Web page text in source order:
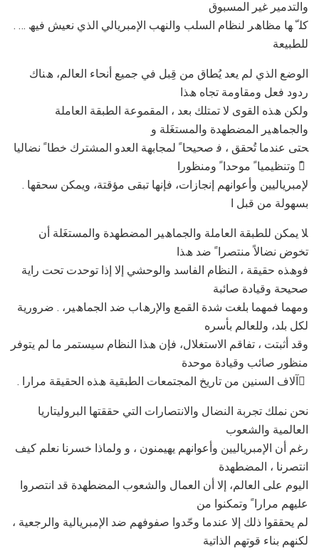
واﻟﺘﺪﻣﯿﺮ ﻏﯿﺮ اﻟﻤﺴﺒﻮق
. ﻛﻠ ّ ﮭﺎ ﻣﻈﺎھﺮ ﻟﻨﻈﺎم اﻟﺴﻠﺐ واﻟﻨﮭﺐ اﻹﻣﺒﺮﯾﺎﻟﻲ اﻟﺬي ﻧﻌﯿﺶ ﻓﯿﮫ …
ﻟﻠﻄﺒﯿﻌﺔ
اﻟﻮﺿﻊ اﻟﺬي ﻟﻢ ﯾﻌﺪ ﯾُﻄﺎق ﻣﻦ ﻗِﺒﻞ ﻓﻲ ﺟﻤﯿﻊ أﻧﺤﺎء اﻟﻌﺎﻟﻢ، ھﻨﺎك
ردود ﻓﻌﻞ وﻣﻘﺎوﻣﺔ ﺗﺠﺎه ھﺬا
وﻟﻜﻦ ھﺬه اﻟﻘﻮى ﻻ ﺗﻤﺘﻠﻚ ﺑﻌﺪ ، اﻟﻤﻘﻤﻮﻋﺔ اﻟﻄﺒﻘﺔ اﻟﻌﺎﻣﻠﺔ
واﻟﺠﻤﺎھﯿﺮ اﻟﻤﻀﻄﮭﺪة واﻟﻤﺴﺘﻐَﻠﺔ و
ﺤﺘﻰ ﻋﻨﺪﻣﺎ ﺗُﺤﻘﻖ ، ﻓ ﺻﺤﯿﺤﺎ ً ﻟﻤﺠﺎﺑﮭﺔ اﻟﻌﺪو اﻟﻤﺸﺘﺮك ﺧﻄﺎ ً ﻧﻀﺎﻟﯿﺎ
ً وﺗﻨﻈﯿﻤﯿﺎ ً ﻣﻮﺣﺪا ً وﻣﻨﻈﻮرا ً
. ﻹﻣﺒﺮﯾﺎﻟﯿﯿﻦ وأﻋﻮاﻧﮭﻢ إﻧﺠﺎزات، ﻓﺈﻧﮭﺎ ﺗﺒﻘﻰ ﻣﺆﻗﺘﺔ، وﯾﻤﻜﻦ ﺳﺤﻘﮭﺎ
ﺑﺴﮭﻮﻟﺔ ﻣﻦ ﻗﺒﻞ ا
ﻼ ﯾﻤﻜﻦ ﻟﻠﻄﺒﻘﺔ اﻟﻌﺎﻣﻠﺔ واﻟﺠﻤﺎھﯿﺮ اﻟﻤﻀﻄﮭﺪة واﻟﻤﺴﺘﻐَﻠﺔ أن
ﺗﺨﻮض ﻧﻀﺎﻻً ﻣﻨﺘﺼﺮا ً ﺿﺪ ھﺬا
ﻓوھﺬه ﺣﻘﯿﻘﺔ ، اﻟﻨﻈﺎم اﻟﻔﺎﺳﺪ واﻟﻮﺣﺸﻲ إﻻ إذا ﺗﻮﺣﺪت ﺗﺤﺖ راﯾﺔ
ﺻﺤﯿﺤﺔ وﻗﯿﺎدة ﺻﺎﺋﺒﺔ
وﻣﮭﻤﺎ ﻓﻤﮭﻤﺎ ﺑﻠﻐﺖ ﺷﺪة اﻟﻘﻤﻊ واﻹرھﺎب ﺿﺪ اﻟﺠﻤﺎھﯿﺮ، . ﺿﺮورﯾﺔ
ﻟﻜﻞ ﺑﻠﺪ، وﻟﻠﻌﺎﻟﻢ ﺑﺄﺳﺮه
وﻗﺪ أﺛﺒﺘﺖ ، ﺗﻔﺎﻗﻢ اﻻﺳﺘﻐﻼل، ﻓﺈن ھﺬا اﻟﻨﻈﺎم ﺳﯿﺴﺘﻤﺮ ﻣﺎ ﻟﻢ ﯾﺘﻮﻓﺮ
ﻣﻨﻈﻮر ﺻﺎﺋﺐ وﻗﯿﺎدة ﻣﻮﺣﺪة
. آﻻف اﻟﺴﻨﯿﻦ ﻣﻦ ﺗﺎرﯾﺦ اﻟﻤﺠﺘﻤﻌﺎت اﻟﻄﺒﻘﯿﺔ ھﺬه اﻟﺤﻘﯿﻘﺔ ﻣﺮارا ً
ﻧﺤﻦ ﻧﻤﻠﻚ ﺗﺠﺮﺑﺔ اﻟﻨﻀﺎل واﻻﻧﺘﺼﺎرات اﻟﺘﻲ ﺣﻘﻘﺘﮭﺎ اﻟﺒﺮوﻟﯿﺘﺎرﯾﺎ
اﻟﻌﺎﻟﻤﯿﺔ واﻟﺸﻌﻮب
رﻏﻢ أن اﻹﻣﺒﺮﯾﺎﻟﯿﯿﻦ وأﻋﻮاﻧﮭﻢ ﯾﮭﯿﻤﻨﻮن ، و وﻟﻤﺎذا ﺧﺴﺮﻧﺎ ﻧﻌﻠﻢ ﻛﯿﻒ
اﻧﺘﺼﺮﻧﺎ ، اﻟﻤﻀﻄﮭﺪة
اﻟﯿﻮم ﻋﻠﻰ اﻟﻌﺎﻟﻢ، إﻻ أن اﻟﻌﻤﺎل واﻟﺸﻌﻮب اﻟﻤﻀﻄﮭﺪة ﻗﺪ اﻧﺘﺼﺮوا
ﻋﻠﯿﮭﻢ ﻣﺮارا ً وﺗﻤﻜﻨﻮا ﻣﻦ
ﻟﻢ ﯾﺤﻘﻘﻮا ذﻟﻚ إﻻ ﻋﻨﺪﻣﺎ وﺣّﺪوا ﺻﻔﻮﻓﮭﻢ ﺿﺪ اﻹﻣﺒﺮﯾﺎﻟﯿﺔ واﻟﺮﺟﻌﯿﺔ ،
ﻟﻜﻨﮭﻢ ﺑﻨﺎء ﻗﻮﺗﮭﻢ اﻟﺬاﺗﯿﺔ